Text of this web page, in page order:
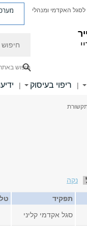
האקדמי ומנהלי
חיפוש
| ריפוי בעיסוק |
נקה
תפקיד
סגל אקדמי קליני